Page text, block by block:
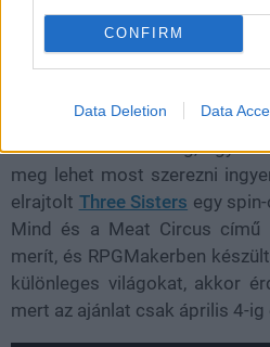
CONFIRM
Data Deletion Data
Ha ez nem lenne elég, egy
meg lehet most szerezni
elrajtolt Three Sisters egy
Mind és a Meat Circus című
merít, és RPGMakerben
különleges világokat, akkor
mert az ajánlat csak április 4-ig